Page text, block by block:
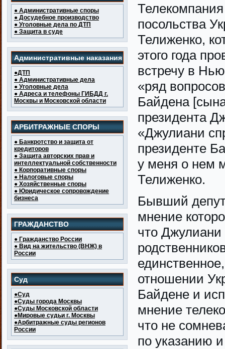
● Административные споры
● Досудебное производство
● Уголовные дела по ДТП
● Защита в суде
Административные наказания
●ДТП
● Административные дела
● Уголовные дела
● Адреса и телефоны ГИБДД г.
Москвы и Московской области
АРБИТРАЖНЫЕ СПОРЫ
● Банкротство и защита от
кредиторов
● Защита авторских прав и
интеллектуальной собственности
● Корпоративные споры
● Налоговые споры
● Хозяйственные споры
● Юридическое сопровождение
бизнеса
ГРАЖДАНСТВО
● Гражданство России
● Вид на жительство (ВНЖ) в
России
Суд
●Суд
●Суды города Москвы
●Суды Московской области
●Мировые судьи г. Москвы
●Арбитражные суды регионов
России
посольства
Телиженко,
этого года
встречу в
«ряд
Байдена
президента
«Джулиани
президенте
у меня о нем
Телиженко.
Бывший
мнение
что Джулиани
отношении
Байдене и
мнение
что не
по указанию